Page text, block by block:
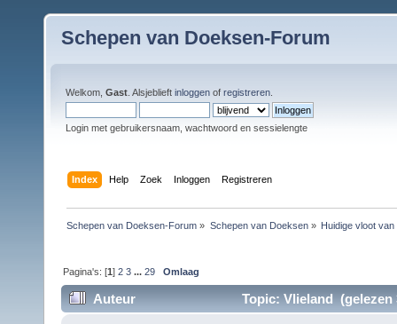
Schepen van Doeksen-Forum
Welkom, Gast . Alsjeblieft inloggen of registreren
Login met gebruikersnaam, wachtwoord en sessielengte
Index Help Zoek Inloggen Registreren
Schepen van Doeksen-Forum » Schepen van Doeksen» Huidige vloot
Pagina's: [1]2 3 ...29 Omlaag
Auteur Topic: Vlieland (gelezen